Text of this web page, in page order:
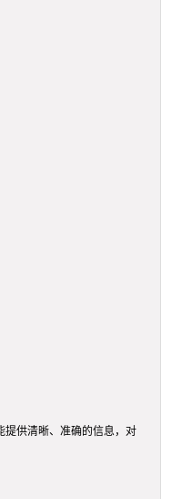
提供清晰、准确的信息，对